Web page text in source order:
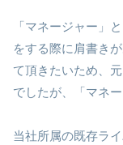
「マネージャー」
をする際に肩書き
て頂きたいため、
でしたが、「マネ
当社所属の既存ラ